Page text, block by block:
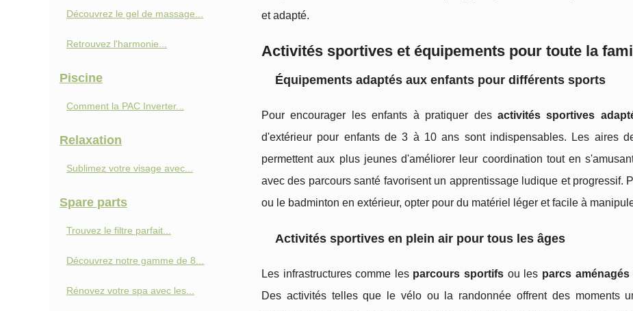
et adapté.
Activités sportives et équipements pour toute la
Équipements adaptés aux enfants pour différents sports
Pour encourager les enfants à pratiquer des activités sportives
d'extérieur pour enfants de 3 à 10 ans sont indispensables. Les aires
permettent aux plus jeunes d'améliorer leur coordination tout en
avec des parcours santé favorisent un apprentissage ludique et progressif.
ou le badminton en extérieur, opter pour du matériel léger et facile à
Activités sportives en plein air pour tous les âges
Les infrastructures comme les parcours sportifs ou les parcs aménagés
Des activités telles que le vélo ou la randonnée offrent des moments
Découvrez le gel de massage...
Retrouvez l'harmonie...
Piscine
Comment la PAC Inverter...
Relaxation
Sublimez votre visage avec...
Spare parts
Trouvez le filtre parfait...
Découvrez notre gamme de 8...
Rénovez votre spa avec les...